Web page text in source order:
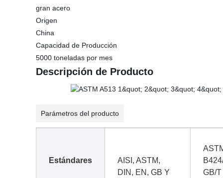
gran acero
Origen
China
Capacidad de Producción
5000 toneladas por mes
Descripción de Producto
Parámetros del producto
Estándares
AISI, ASTM,
DIN, EN, GB Y
GB/